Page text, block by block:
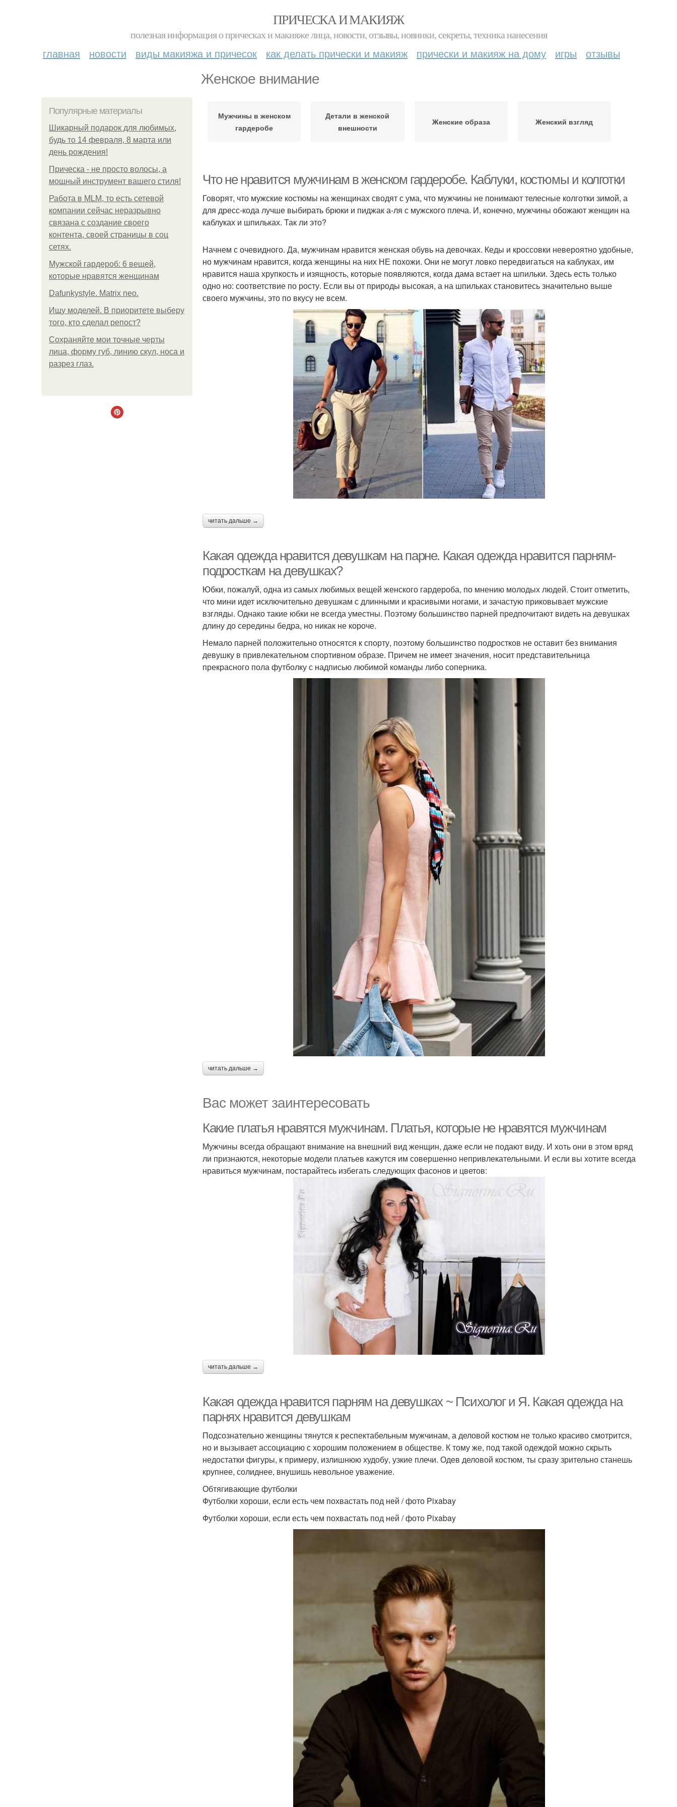
ПРИЧЕСКА И МАКИЯЖ
полезная информация о прическах и макияже лица, новости, отзывы, новинки, секреты, техника нанесения
главная новости виды макияжа и причесок как делать прически и макияж прически и макияж на дому игры отзывы
Женское внимание
Популярные материалы
Шикарный подарок для любимых,
будь то 14 февраля, 8 марта или
день рождения!
Прическа - не просто волосы, а
мощный инструмент вашего стиля!
Работа в MLM, то есть сетевой
компании сейчас неразрывно
связана с создание своего
контента, своей страницы в соц
сетях.
Мужской гардероб: 6 вещей,
которые нравятся женщинам
Dafunkystyle. Matrix neo.
Ищу моделей. В приоритете выберу
того, кто сделал репост?
Сохраняйте мои точные черты
лица, форму губ, линию скул, носа и
разрез глаз.
Мужчины в женском
гардеробе
Детали в женской
внешности
Женские образа Женский взгляд
Что не нравится мужчинам в женском гардеробе. Каблуки, костюмы и колготки
Говорят, что мужские костюмы на женщинах сводят с ума, что мужчины не понимают телесные колготки зимой, а
для дресс-кода лучше выбирать брюки и пиджак а-ля с мужского плеча. И, конечно, мужчины обожают женщин на
каблуках и шпильках. Так ли это?
Начнем с очевидного. Да, мужчинам нравится женская обувь на девочках. Кеды и кроссовки невероятно удобные,
но мужчинам нравится, когда женщины на них НЕ похожи. Они не могут ловко передвигаться на каблуках, им
нравится наша хрупкость и изящность, которые появляются, когда дама встает на шпильки. Здесь есть только
одно но: соответствие по росту. Если вы от природы высокая, а на шпильках становитесь значительно выше
своего мужчины, это по вкусу не всем.
читать дальше →
Какая одежда нравится девушкам на парне. Какая одежда нравится парням-
подросткам на девушках?
Юбки, пожалуй, одна из самых любимых вещей женского гардероба, по мнению молодых людей. Стоит отметить,
что мини идет исключительно девушкам с длинными и красивыми ногами, и зачастую приковывает мужские
взгляды. Однако такие юбки не всегда уместны. Поэтому большинство парней предпочитают видеть на девушках
длину до середины бедра, но никак не короче.
Немало парней положительно относятся к спорту, поэтому большинство подростков не оставит без внимания
девушку в привлекательном спортивном образе. Причем не имеет значения, носит представительница
прекрасного пола футболку с надписью любимой команды либо соперника.
читать дальше →
Вас может заинтересовать
Какие платья нравятся мужчинам. Платья, которые не нравятся мужчинам
Мужчины всегда обращают внимание на внешний вид женщин, даже если не подают виду. И хоть они в этом вряд
ли признаются, некоторые модели платьев кажутся им совершенно непривлекательными. И если вы хотите всегда
нравиться мужчинам, постарайтесь избегать следующих фасонов и цветов:
читать дальше →
Какая одежда нравится парням на девушках ~ Психолог и Я. Какая одежда на
парнях нравится девушкам
Подсознательно женщины тянутся к респектабельным мужчинам, а деловой костюм не только красиво смотрится,
но и вызывает ассоциацию с хорошим положением в обществе. К тому же, под такой одеждой можно скрыть
недостатки фигуры, к примеру, излишнюю худобу, узкие плечи. Одев деловой костюм, ты сразу зрительно станешь
крупнее, солиднее, внушишь невольное уважение.
Обтягивающие футболки
Футболки хороши, если есть чем похвастать под ней / фото Pixabay
Футболки хороши, если есть чем похвастать под ней / фото Pixabay